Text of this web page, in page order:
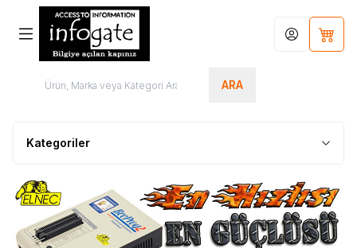
ARA
Hesabım
Kategoriler